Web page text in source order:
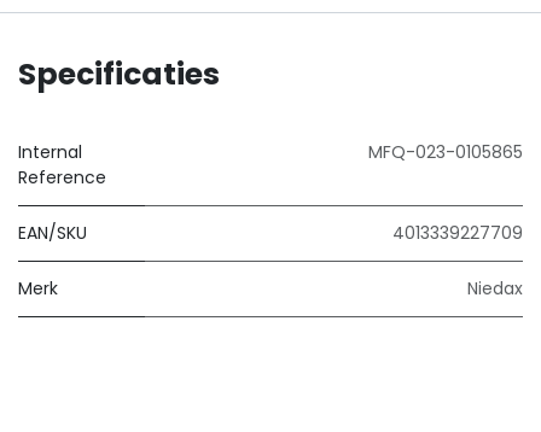
Specificaties
Internal
Reference
MFQ-023-0105865
EAN/SKU 4013339227709
Merk Niedax